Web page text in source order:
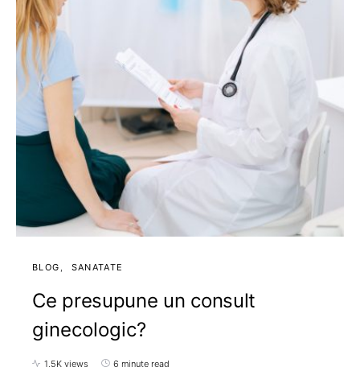
BLOG SANATATE
Ce presupune un consult
ginecologic?
1,5K views 6 minute read